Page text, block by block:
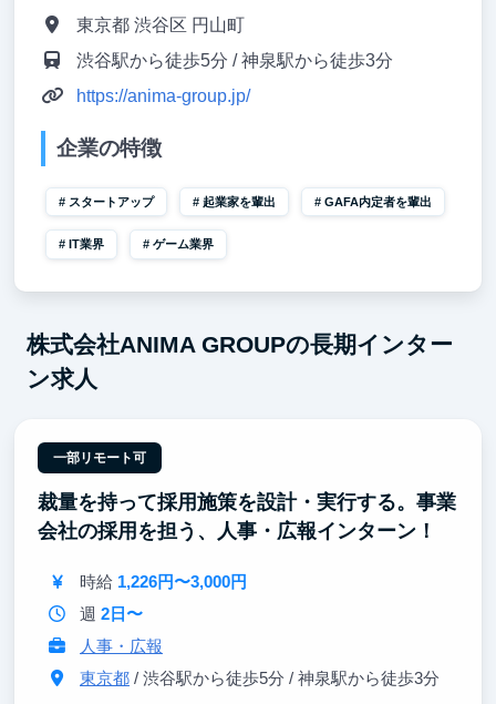
東京都 渋谷区 円山町
渋谷駅から徒歩5分 / 神泉駅から徒歩3分
https://anima-group.jp/
企業の特徴
スタートアップ 起業家を輩出 GAFA内定者を輩出
IT業界 ゲーム業界
株式会社ANIMA GROUPの長期インター
ン求人
一部リモート可
裁量を持って採用施策を設計・実行する。事業
会社の採用を担う、人事・広報インターン！
時給 1,226円〜3,000円
週 2日〜
人事・広報
東京都/ 渋谷駅から徒歩5分 / 神泉駅から徒歩3分